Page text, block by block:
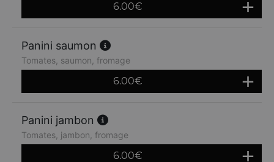
6.00€
Panini saumon
Tomates, saumon, fromage
6.00€
Panini jambon
Tomates, jambon, fromage
6.00€